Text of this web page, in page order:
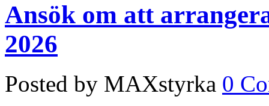
Ansök om att
2026
Posted by MAXstyrka 0